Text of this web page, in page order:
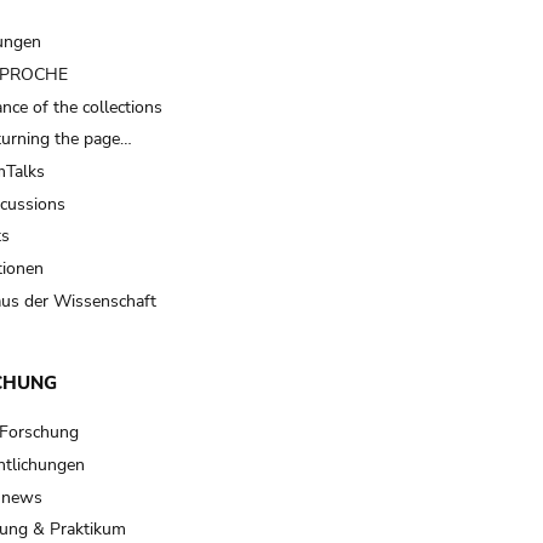
of the collections
the page…
der Wissenschaft
& Praktikum